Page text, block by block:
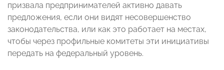
призвала предпринимателей активно давать
предложения, если они видят несовершенство
законодательства, или как это работает на местах,
чтобы через профильные комитеты эти инициативы
передать на федеральный уровень.